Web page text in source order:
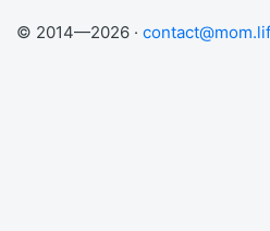
© 2014—2026 ·